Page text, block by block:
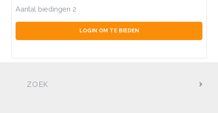
Aantal biedingen 2
LOGIN OM TE BIEDEN
ZOEK